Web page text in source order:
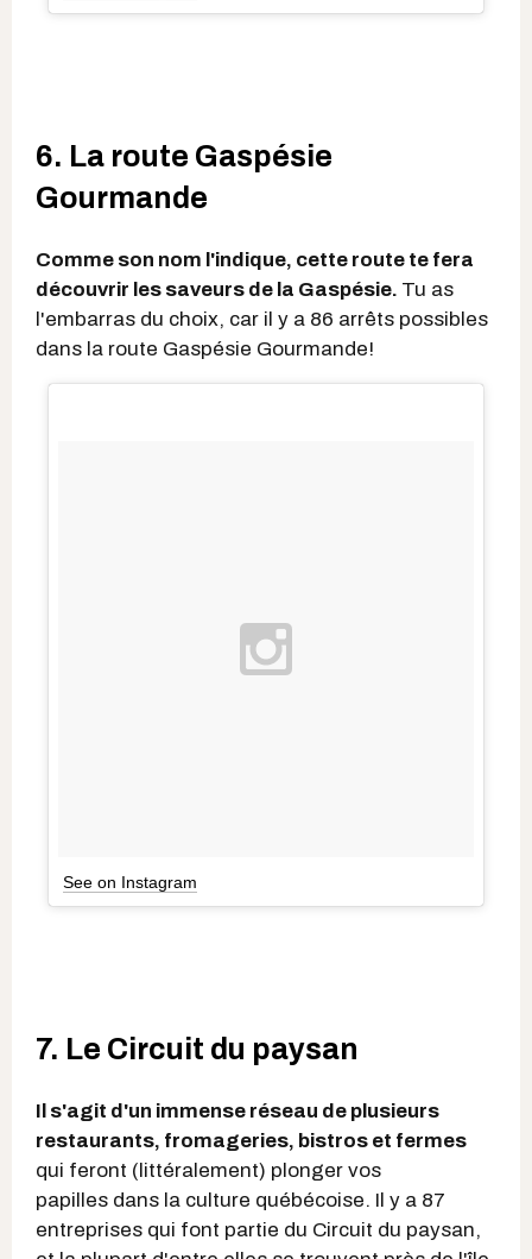
6. La route Gaspésie
Gourmande
Comme son nom l'indique, cette route te fera
découvrir les saveurs de la Gaspésie. Tu as
l'embarras du choix, car il y a 86 arrêts possibles
dans la route Gaspésie Gourmande!
See on Instagram
7. Le Circuit du paysan
Il s'agit d'un immense réseau de plusieurs
restaurants, fromageries, bistros et fermes
qui feront (littéralement) plonger vos
papilles dans la culture québécoise. Il y a 87
entreprises qui font partie du Circuit du paysan,